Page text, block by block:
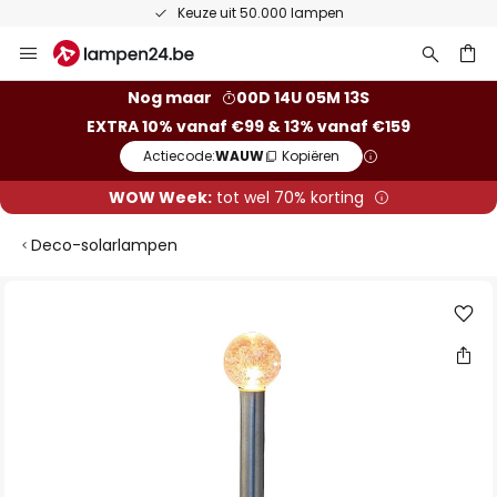
Keuze uit 50.000 lampen
naar
Nog maar
00D 14U 05M 12S
EXTRA 10% vanaf €99 & 13% vanaf €159
Actiecode:WAUW Kopiëren
WOW Week:tot wel 70% korting
Deco-solarlampen